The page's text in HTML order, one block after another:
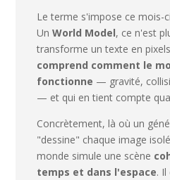
Le terme s'impose ce mois-
UnWorld Model, ce n'est
transforme un texte en
comprend comment le
fonctionne — gravité,
— et qui en tient compte
Concrètement, là où un
"dessine" chaque image
monde simule une scène
temps et dans l'espace.